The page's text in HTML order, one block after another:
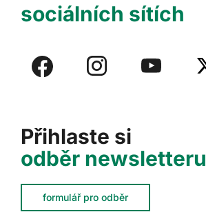
Přihlaste si
odběr newsletteru
formulář pro odběr
sociálních sítích